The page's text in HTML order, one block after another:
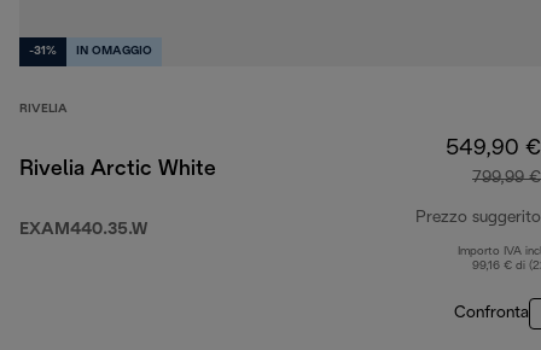
-31% IN OMAGGIO
RIVELIA
Rivelia Arctic White
EXAM440.35.W
549,90 €
799,99 €
Prezzo suggerito
Importo IVA
99,16 € di
Confronta